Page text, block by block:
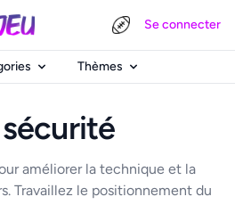
Se connecter
Thèmes
améliorer la technique et la
Travaillez le positionnement du